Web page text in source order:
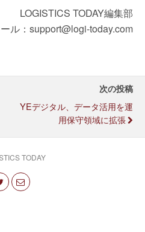
LOGISTICS TODAY編集部
ル：support@logi-today.com
次の投稿
YEデジタル、データ活用を運
用保守領域に拡張
TODAY